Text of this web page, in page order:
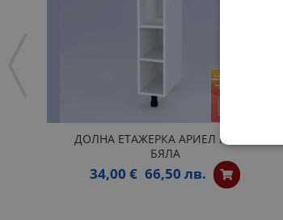
ДОЛНА ЕТАЖЕРКА АРИЕЛ Н20П -
БЯЛА
34,00 € 66,50 лв.